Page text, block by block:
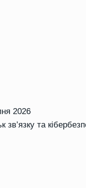
2026
зв’язку та